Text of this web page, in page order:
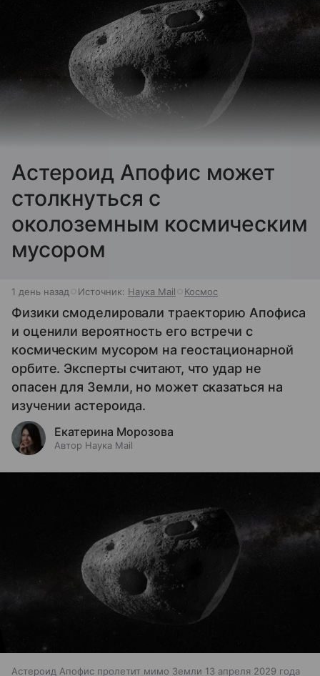
Астероид Апофис может
столкнуться с
околоземным космическим
мусором
1 день назад Источник: Наука Mail Космос
Физики смоделировали траекторию Апофиса
и оценили вероятность его встречи с
космическим мусором на геостационарной
орбите. Эксперты считают, что удар не
опасен для Земли, но может сказаться на
изучении астероида.
Екатерина Морозова
Автор Наука Mail
Астероид Апофис пролетит мимо Земли 13 апреля 2029 года